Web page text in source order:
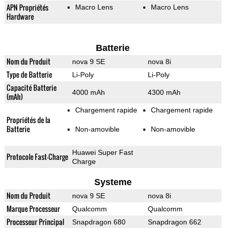
APN Propriétés
Hardware
Macro Lens Macro Lens
Batterie
Nom du Produit nova 9 SE nova 8i
Type de Batterie Li-Poly Li-Poly
Capacité Batterie
(mAh)
4000 mAh 4300 mAh
Propriétés de la
Batterie
Chargement rapide
Non-amovible
Chargement rapide
Non-amovible
Protocole Fast-Charge Huawei Super Fast
Charge
Systeme
Nom du Produit nova 9 SE nova 8i
Marque Processeur Qualcomm Qualcomm
Processeur Principal Snapdragon 680 Snapdragon 662